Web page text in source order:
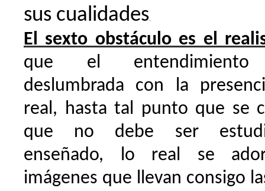
sus cualidades
El sexto obstáculo es el
que el entendimiento
deslumbrada con la
real, hasta tal punto que se
que no debe ser
enseñado, lo real se
imágenes que llevan consigo